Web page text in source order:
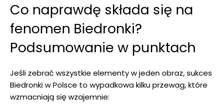
Co naprawdę składa się na
fenomen Biedronki?
Podsumowanie w punktach
Jeśli zebrać wszystkie elementy w jeden obraz, sukces
Biedronki w Polsce to wypadkowa kilku przewag, które
wzmacniają się wzajemnie: